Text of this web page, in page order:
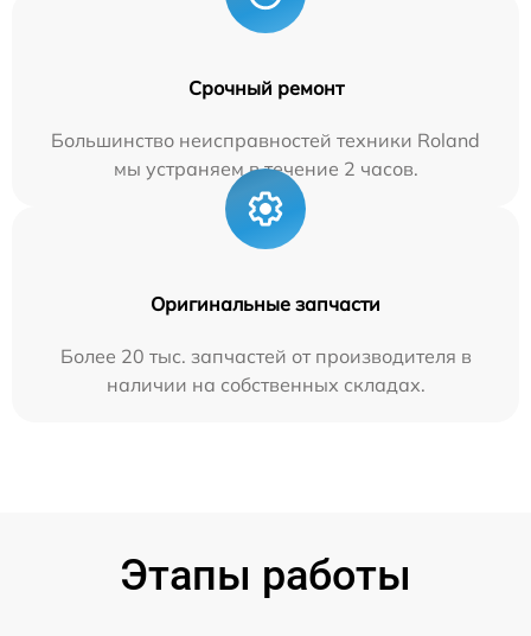
Срочный ремонт
Большинство неисправностей техники Roland
мы устраняем в течение 2 часов.
Оригинальные запчасти
Более 20 тыс. запчастей от производителя в
наличии на собственных складах.
Этапы работы